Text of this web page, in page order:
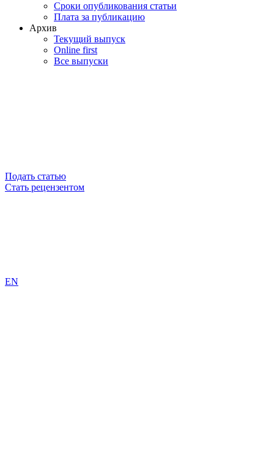
Сроки опубликования статьи
Плата за публикацию
Архив
Текущий выпуск
Online first
Все выпуски
Подать статью
Стать рецензентом
EN